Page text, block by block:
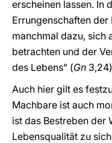
erscheinen lassen. In
Errungenschaften
manchmal dazu, sich
betrachten und der
des Lebens" (Gn
Auch hier gilt es
Machbare ist auch
ist das Bestreben der
Lebensqualität zu